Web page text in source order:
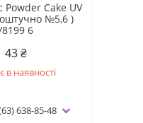
Powder Cake UV
№5,6 )
6
43 ₴
в наявності
638-85-48